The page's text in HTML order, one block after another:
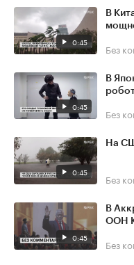
0:45
В
Без
0:45
В
Без
0:45
На
Без
0:45
В
ООН
Без